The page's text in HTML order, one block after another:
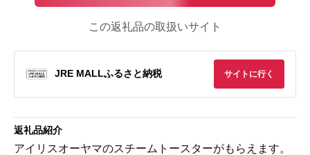
この返礼品の取扱いサイト
JRE MALLふるさと納税 サイトに行く
返礼品紹介
アイリスオーヤマのスチームトースターがもらえます。